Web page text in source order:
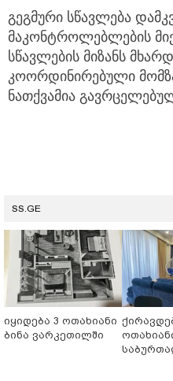
გეგმური სწავლება
მაკონტროლებლების
სწავლების მიზანს
კოორდინირებული
ნათქვამია
SS.GE
იყიდება 3 ოთახიანი
ბინა ვარკეთილში